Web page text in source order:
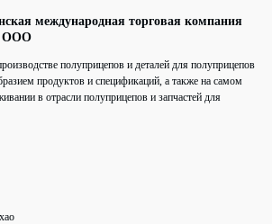
международная торговая компания
ООО
полуприцепов и деталей для полуприцепов
продуктов и спецификаций, а также на самом
в отрасли полуприцепов и запчастей для